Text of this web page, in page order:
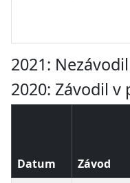
2021:
2020: Závodil
Datum Závod